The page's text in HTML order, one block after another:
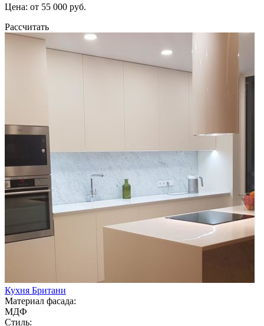
Цена: от 55 000 руб.
Рассчитать
Кухня Британи
Материал фасада:
МДФ
Стиль: